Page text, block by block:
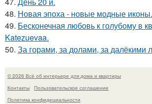
48. Новая эпоха - новые модные иконы.
49. Бесконечная любовь к голубому в
Katezuevaa.
50. За горами, за долами, за далёкими
© 2026 Всё об интерьере для дома и квартиры
Контакты
Пользовательское соглашение
Политика конфидециальности